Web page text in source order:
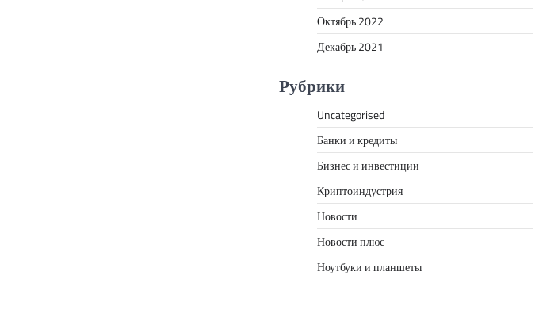
Октябрь 2022
Декабрь 2021
Рубрики
Uncategorised
Банки и кредиты
Бизнес и инвестиции
Криптоиндустрия
Новости
Новости плюс
Ноутбуки и планшеты